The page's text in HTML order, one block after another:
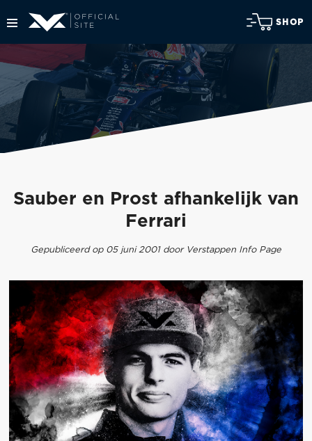
SHOP
Sauber en Prost afhankelijk van
Ferrari
Gepubliceerd op 05 juni 2001 door Verstappen Info Page